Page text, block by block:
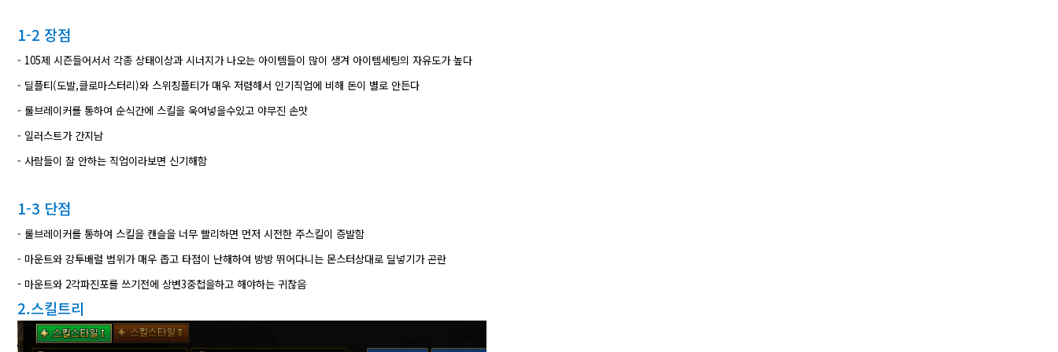
1-2 장점
- 105제 시즌들어서서 각종 상태이상과 시너지가 나오는 아이템들이 많이 생겨 아이템세팅의 자유도가 높다
- 딜플티(도발,클로마스터리)와 스위칭플티가 매우 저렴해서 인기직업에 비해 돈이 별로 안든다
- 룰브레이커를 통하여 순식간에 스킬을 욱여넣을수있고 야무진 손맛
- 일러스트가 간지남
- 사람들이 잘 안하는 직업이라보면 신기해함
1-3 단점
​- 룰브레이커를 통하여 스킬을 캔슬을 너무 빨리하면 먼저 시전한 주스킬이 증발함
- 마운트와 강투배럴 범위가 매우 좁고 타점이 난해하여 방방 뛰어다니는 몬스터상대로 딜넣기가 곤란
- ​마운트와 2각파진포를 쓰기전에 상변3중첩을하고 해야하는 귀찮음
2.스킬트리